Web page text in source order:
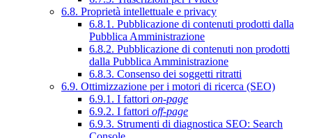
6.8. Proprietà intellettuale e privacy
6.8.1. Pubblicazione di contenuti prodotti dalla
Pubblica Amministrazione
6.8.2. Pubblicazione di contenuti non prodotti
dalla Pubblica Amministrazione
6.8.3. Consenso dei soggetti ritratti
6.9. Ottimizzazione per i motori di ricerca (SEO)
6.9.1. I fattori on-page
6.9.2. I fattori off-page
6.9.3. Strumenti di diagnostica SEO: Search